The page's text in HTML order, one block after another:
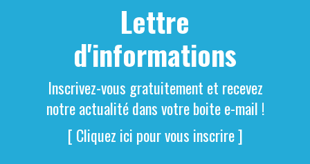
Lettre
d'informations
Inscrivez-vous gratuitement et recevez
notre actualité dans votre boite e-mail !
[ Cliquez ici pour vous inscrire ]